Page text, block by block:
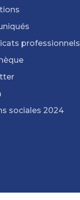
professionnels
sociales 2024